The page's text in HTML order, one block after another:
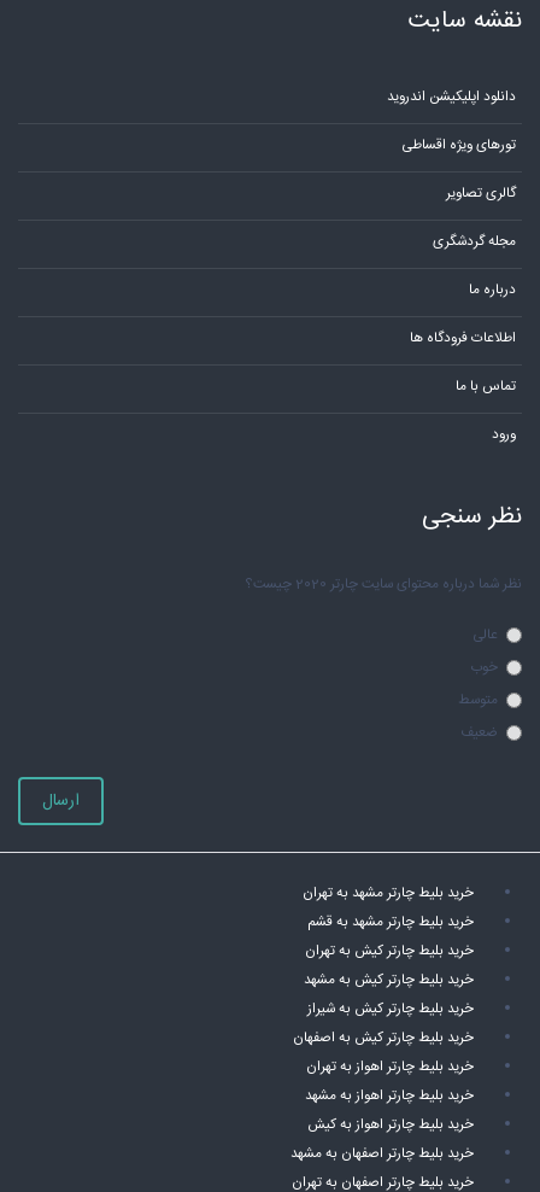
نقشه سایت
دانلود اپلیکیشن اندروید
تورهای ویژه اقساطی
گالری تصاویر
مجله گردشگری
درباره ما
اطلاعات فرودگاه ها
تماس با ما
ورود
نظر سنجی
نظر شما درباره محتوای سایت چارتر 2020 چیست؟
عالی
خوب
متوسط
ضعیف
ارسال
خرید بلیط چارتر مشهد به تهران
خرید بلیط چارتر مشهد به قشم
خرید بلیط چارتر کیش به تهران
خرید بلیط چارتر کیش به مشهد
خرید بلیط چارتر کیش به شیراز
خرید بلیط چارتر کیش به اصفهان
خرید بلیط چارتر اهواز به تهران
خرید بلیط چارتر اهواز به مشهد
خرید بلیط چارتر اهواز به کیش
خرید بلیط چارتر اصفهان به مشهد
خرید بلیط چارتر اصفهان به تهران